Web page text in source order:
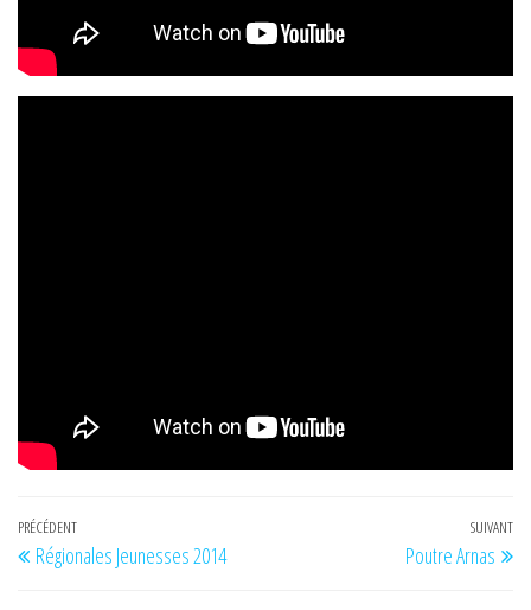
Navigation
de
Article
précédent
PRÉCÉDENT
Régionales Jeunesses 2014
SUIVANT
Poutre Arnas